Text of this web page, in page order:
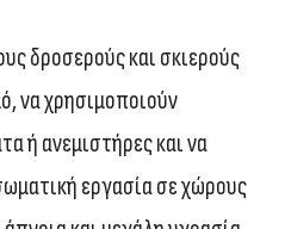
δροσερούς και σκιερούς
να χρησιμοποιούν
ή ανεμιστήρες και να
εργασία σε χώρους